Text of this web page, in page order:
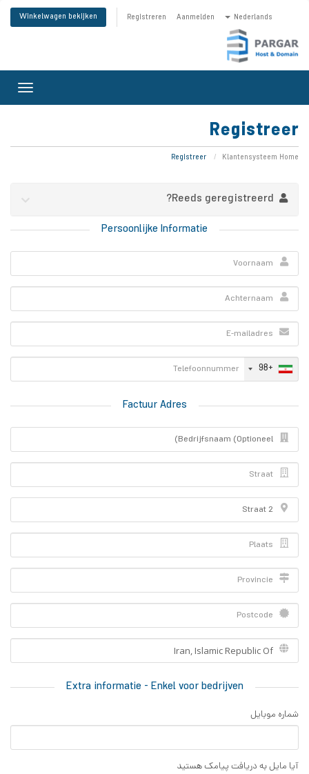
Nederlands
Aanmelden
Registreren
Winkelwagen bekijken
Registreer
Klantensysteem Home
Persoonlijke Informatie
+98
Factuur Adres
Extra informatie - Enkel voor bedrijven
شماره موبایل
آیا مایل به دریافت پیامک هستید